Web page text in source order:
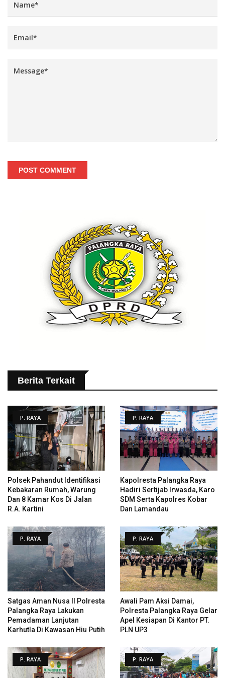
POST COMMENT
Berita Terkait
P. RAYA
Polsek Pahandut Identifikasi
Kebakaran Rumah, Warung
Dan 8 Kamar Kos Di Jalan
R.A. Kartini
P. RAYA
Kapolresta Palangka Raya
Hadiri Sertijab Irwasda, Karo
SDM Serta Kapolres Kobar
Dan Lamandau
P. RAYA
Satgas Aman Nusa II Polresta
Palangka Raya Lakukan
Pemadaman Lanjutan
Karhutla Di Kawasan Hiu Putih
P. RAYA
Awali Pam Aksi Damai,
Polresta Palangka Raya Gelar
Apel Kesiapan Di Kantor PT.
PLN UP3
P. RAYA P. RAYA